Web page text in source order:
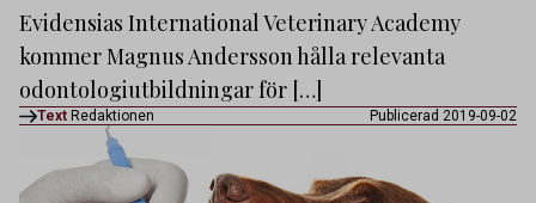
Evidensias International Veterinary Academy
kommer Magnus Andersson hålla relevanta
odontologiutbildningar för […]
Text Redaktionen Publicerad 2019-09-02